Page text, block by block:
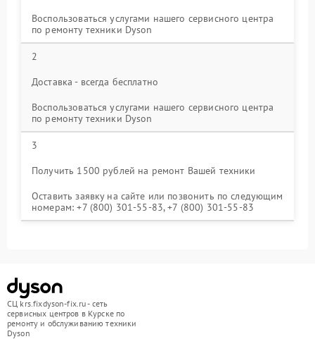
Воспользоваться услугами нашего сервисного центра
по ремонту техники Dyson
2
Доставка - всегда бесплатно
Воспользоваться услугами нашего сервисного центра
по ремонту техники Dyson
3
Получить 1500 рублей на ремонт Вашей техники
Оставить заявку на сайте или позвонить по следующим
номерам: +7 (800) 301-55-83, +7 (800) 301-55-83
СЦ krs.fixdyson-fix.ru - сеть
сервисных центров в Курске по
ремонту и обслуживанию техники
Dyson